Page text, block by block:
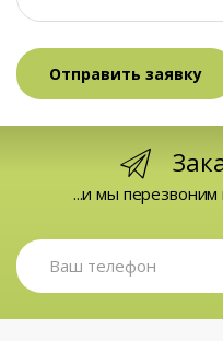
...и мы перезвоним